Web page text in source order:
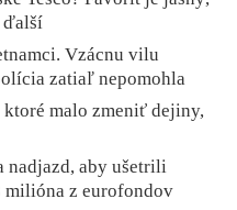
ďalší
Vzácnu vilu
zatiaľ nepomohla
malo zmeniť dejiny,
nadjazd, aby ušetrili
milióna z eurofondov